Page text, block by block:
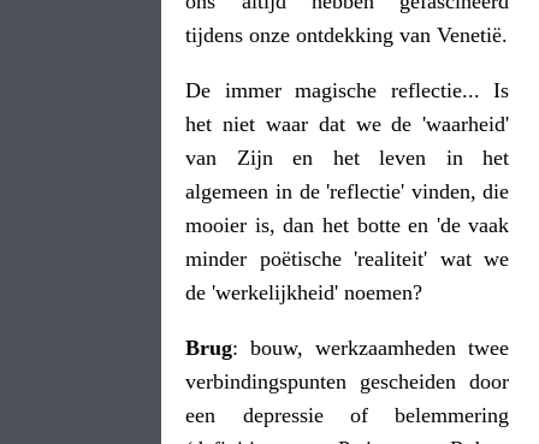
tijdens onze ontdekking van Venetië.
De immer magische reflectie... Is
het niet waar dat we de 'waarheid'
van Zijn en het leven in het
algemeen in de 'reflectie' vinden, die
mooier is, dan het botte en 'de vaak
minder poëtische 'realiteit' wat we
de 'werkelijkheid' noemen?
Brug: bouw, werkzaamheden twee
verbindingspunten gescheiden door
een depressie of belemmering